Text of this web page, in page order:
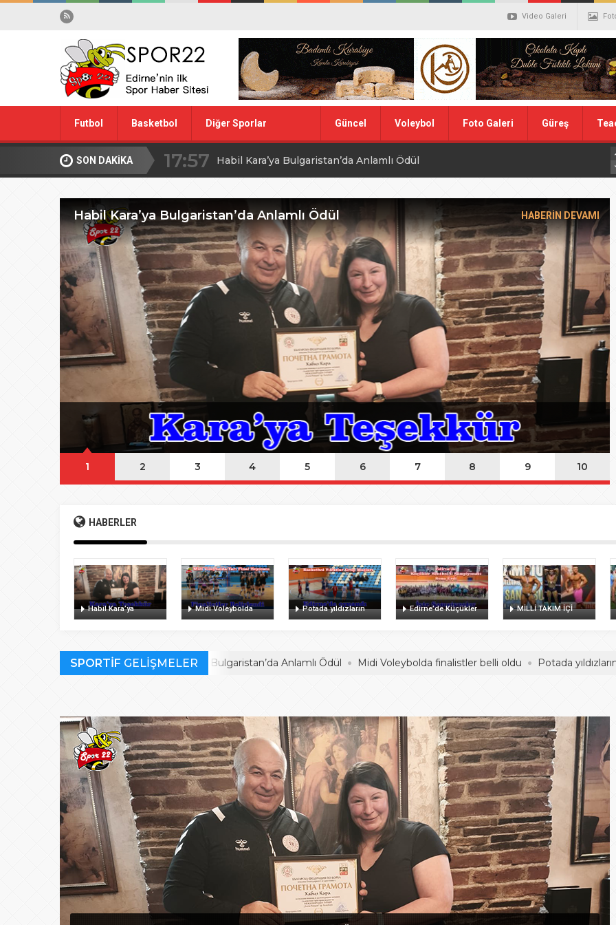
Video Galeri
Futbol Basketbol Diğer Sporlar Güncel Voleybol Foto Galeri Güreş
SON DAKİKA
17:57 Habil Kara’ya Bulgaristan’da Anlamlı Ödül
10:28 Midi Voleybolda finalistler belli oldu
20:00
09:30 MİLLİ TAKIM İÇİ İDDİALIYIZ
08:00 Ağa Adayının Acı Günü
20:00 ŞAHİ’DEN KADIN MİLLİ TAKIMINA TEŞEKKÜR
08:20 Buca Deplasmanında Kayıp
20:20 Namazı beklerken Hakk’a yürüdü
20:15 Büyük Usta Pele Mehmet’i kaybettik
20:08 Takımını kuran gelsin
Habil Kara’ya Bulgaristan’da Anlamlı Ödül HABERİN DEVAMI
1 2 3 4 5 6 7 8 9 10
HABERLER
Habil Kara’ya
Anlamlı Ödül
Midi Voleybolda Potada yıldızların Edirne’de Küçükler MİLLİ TAKIM İÇİ
SPORTİF GELİŞMELER
Habil Kara’ya Bulgaristan’da Anlamlı Ödül Midi Voleybolda finalistler belli oldu Potada yıldızların